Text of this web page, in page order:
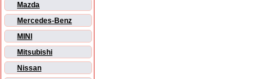
Mazda
Mercedes-Benz
MINI
Mitsubishi
Nissan